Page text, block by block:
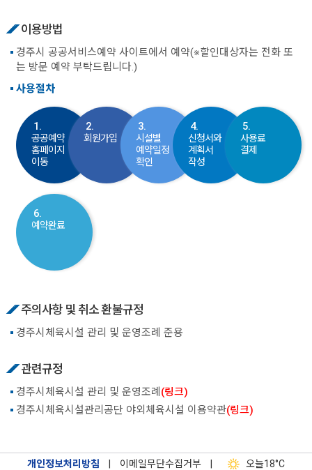
이용방법
경주시 공공서비스예약 사이트에서 예약(※할인대상자는 전화 또
는 방문 예약 부탁드립니다.)
사용절차
1.
공공예약
홈페이지
이동
2.
회원가입
3.
시설별
예약일정
확인
4.
신청서와
계획서
작성
5.
사용료
결제
6.
예약완료
주의사항 및 취소 환불규정
경주시체육시설 관리 및 운영조례 준용
관련규정
경주시체육시설 관리 및 운영조례 (링크)
경주시체육시설관리공단 야외체육시설 이용약관(링크)
개인정보처리방침 이메일무단수집거부 오늘18°C